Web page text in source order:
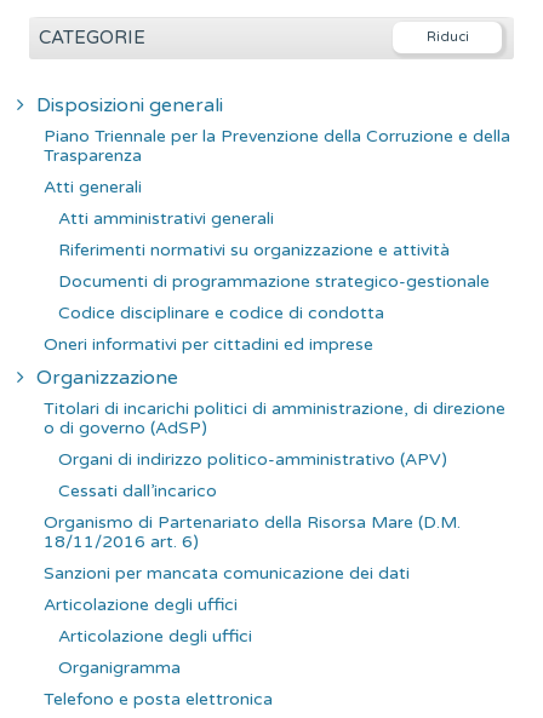
r
CATEGORIE
Disposizioni generali
Piano Triennale per la Prevenzione della Corruzione e della
Trasparenza
Atti generali
Atti amministrativi generali
Riferimenti normativi su organizzazione e attività
Documenti di programmazione strategico-gestionale
Codice disciplinare e codice di condotta
Oneri informativi per cittadini ed imprese
Organizzazione
Titolari di incarichi politici di amministrazione, di direzione
o di governo (AdSP)
Organi di indirizzo politico-amministrativo (APV)
Cessati dall’incarico
Organismo di Partenariato della Risorsa Mare (D.M.
18/11/2016 art. 6)
Sanzioni per mancata comunicazione dei dati
Articolazione degli uffici
Articolazione degli uffici
Organigramma
Telefono e posta elettronica